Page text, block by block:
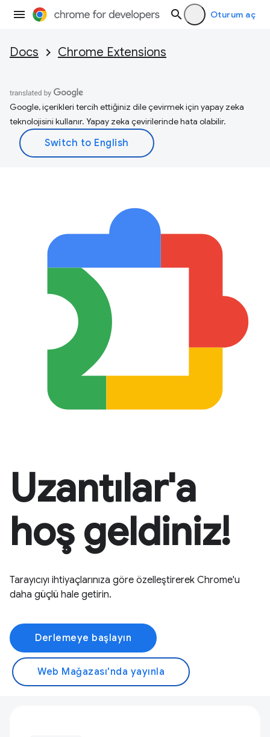
Oturum aç
Docs Chrome Extensions
Google, içerikleri tercih ettiğiniz dile çevirmek için yapay zeka
teknolojisini kullanır. Yapay zeka çevirilerinde hata olabilir.
Uzantılar'a
hoş geldiniz!
Tarayıcıyı ihtiyaçlarınıza göre özelleştirerek Chrome'u
daha güçlü hale getirin.
Derlemeye başlayın
Web Mağazası'nda yayınla